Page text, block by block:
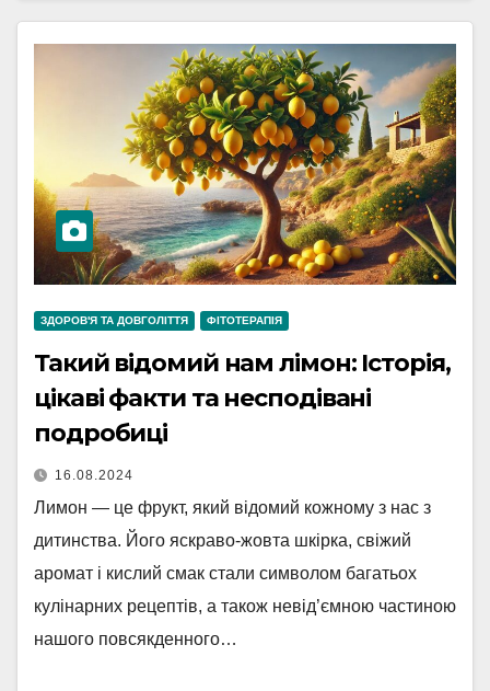
ЗДОРОВ'Я ТА ДОВГОЛІТТЯ ФІТОТЕРАПІЯ
Такий відомий нам лімон: Історія,
цікаві факти та несподівані
подробиці
16.08.2024
Лимон — це фрукт, який відомий кожному з нас з
дитинства. Його яскраво-жовта шкірка, свіжий
аромат і кислий смак стали символом багатьох
кулінарних рецептів, а також невід’ємною частиною
нашого повсякденного…